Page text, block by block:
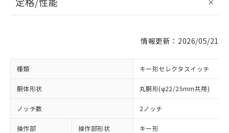
情報更新：2026/05/21
種類 キー形セレクタスイッチ
胴体形状 丸胴形(φ22/25mm共用)
ノッチ数 2ノッチ
操作部 操作部形状 キー形